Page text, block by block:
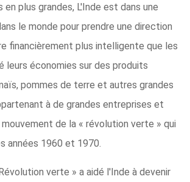
en plus grandes, L'Inde est dans une
le monde pour prendre une direction
financièrement plus intelligente que les
leurs économies sur des produits
pommes de terre et autres grandes
à de grandes entreprises et
de la « révolution verte » qui
années 1960 et 1970.
verte » a aidé l'Inde à devenir